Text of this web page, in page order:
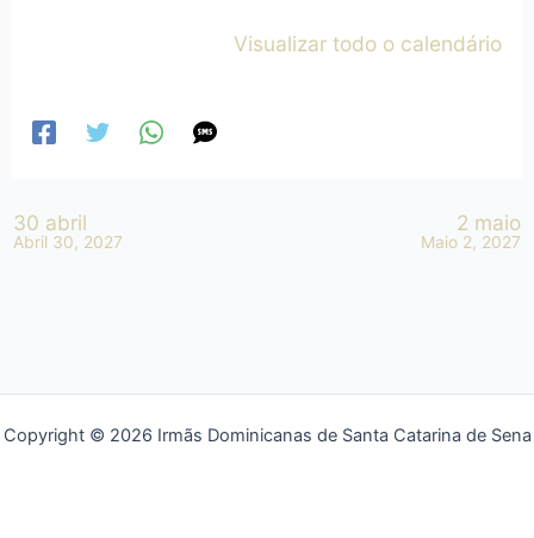
Visualizar todo o calendário
30 abril
Abril 30, 2027
2 maio
Maio 2, 2027
Copyright © 2026 Irmãs Dominicanas de Santa Catarina de Sena